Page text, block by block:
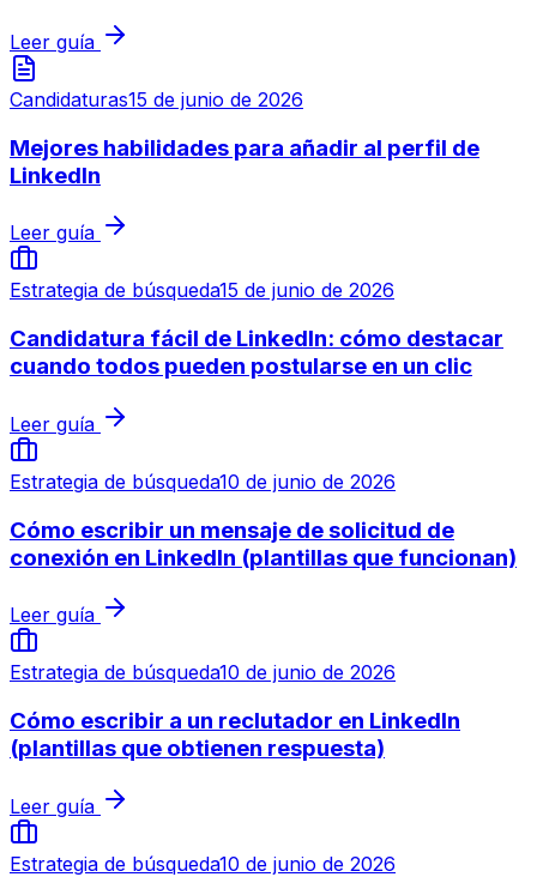
Leer guía
Candidaturas15 de junio de 2026
Mejores habilidades para añadir al perfil de
LinkedIn
Leer guía
Estrategia de búsqueda15 de junio de 2026
Candidatura fácil de LinkedIn: cómo destacar
cuando todos pueden postularse en un clic
Leer guía
Estrategia de búsqueda10 de junio de 2026
Cómo escribir un mensaje de solicitud de
conexión en LinkedIn (plantillas que funcionan)
Leer guía
Estrategia de búsqueda10 de junio de 2026
Cómo escribir a un reclutador en LinkedIn
(plantillas que obtienen respuesta)
Leer guía
Estrategia de búsqueda10 de junio de 2026